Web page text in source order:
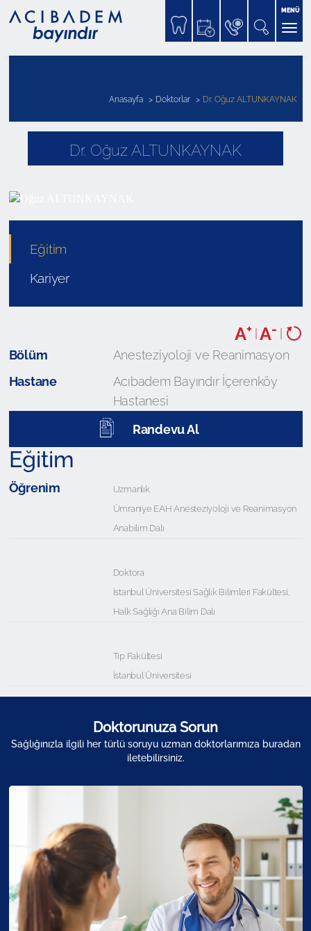
MENÜ
Dr. Oğuz ALTUNKAYNAK
Anasayfa Doktorlar Dr. Oğuz ALTUNKAYNAK
Eğitim
Kariyer
A+ A-
Bölüm
Anesteziyoloji ve Reanimasyon
Hastane
Acıbadem Bayındır İçerenköy
Hastanesi
Randevu Al
Eğitim
Öğrenim
Uzmanlık
Ümraniye EAH Anesteziyoloji ve Reanimasyon
Anabilim Dalı
Doktora
İstanbul Üniversitesi Sağlık Bilimleri Fakültesi,
Halk Sağlığı Ana Bilim Dalı
Tıp Fakültesi
İstanbul Üniversitesi
Doktorunuza Sorun
Sağlığınızla ilgili her türlü soruyu uzman doktorlarımıza buradan
iletebilirsiniz.